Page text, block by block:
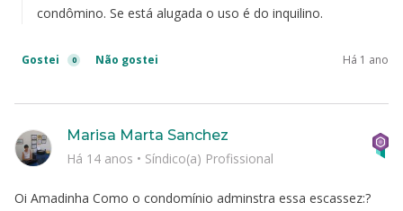
condômino. Se está alugada o uso é do inquilino.
Gostei 0 Não gostei Há 1 ano
Oi Amadinha Como o condomínio adminstra essa escassez:?
Marisa Marta Sanchez
Há 14 anos • Síndico(a) Profissional